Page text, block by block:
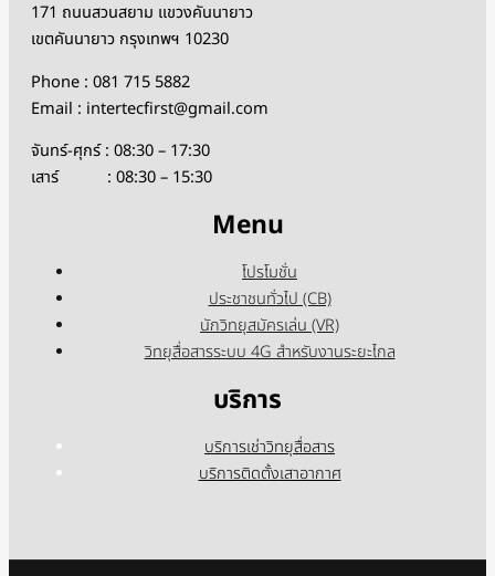
171 ถนนสวนสยาม แขวงคันนายาว
เขตคันนายาว กรุงเทพฯ 10230
Phone : 081 715 5882
Email : intertecfirst@gmail.com
จันทร์-ศุกร์ : 08:30 – 17:30
เสาร์ : 08:30 – 15:30
Menu
โปรโมชั่น
ประชาชนทั่วไป (CB)
นักวิทยุสมัครเล่น (VR)
วิทยุสื่อสารระบบ 4G สำหรับงานระยะไกล
บริการ
บริการเช่าวิทยุสื่อสาร
บริการติดตั้งเสาอากาศ